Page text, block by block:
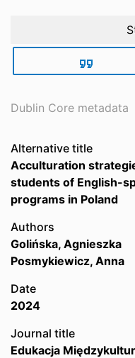
Dublin Core metadata
Alternative title
Acculturation
students of English-
programs in Poland
Authors
Golińska, Agnieszka
Posmykiewicz, Anna
Date
2024
Journal title
Edukacja